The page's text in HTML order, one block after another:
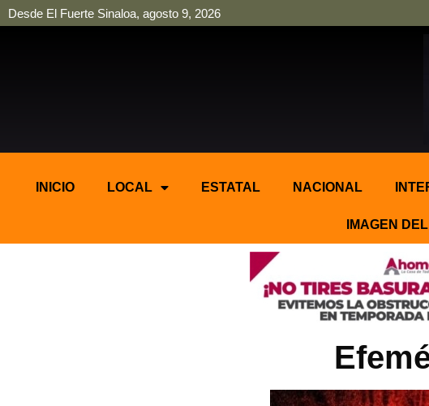
Desde El Fuerte Sinaloa, agosto 9, 2026
INICIO LOCAL ESTATAL NACIONAL
IMAGEN